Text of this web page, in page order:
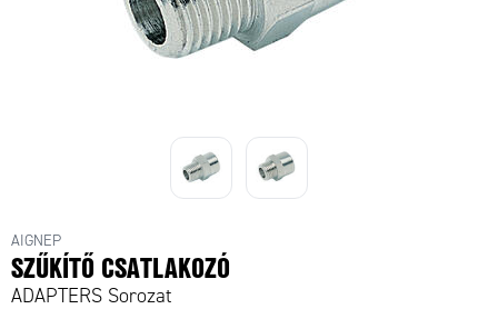
AIGNEP
SZŰKÍTŐ CSATLAKOZÓ
ADAPTERS Sorozat